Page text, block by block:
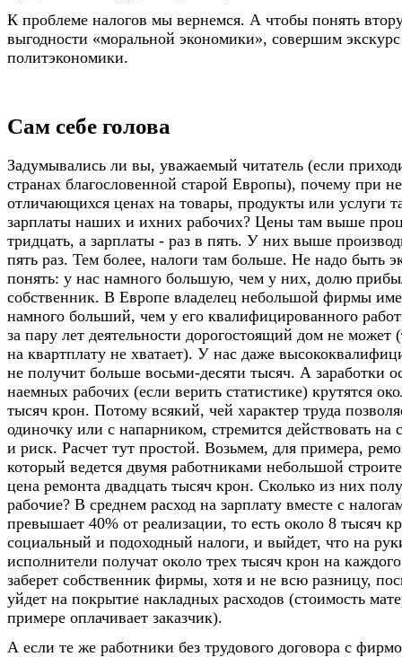
К проблеме налогов мы вернемся. А чтобы понять
выгодности «моральной экономики», совершим экскурс
политэкономики.
Сам себе голова
Задумывались ли вы, уважаемый читатель (если
странах благословенной старой Европы), почему при
отличающихся ценах на товары, продукты или услуги
зарплаты наших и ихних рабочих? Цены там выше
тридцать, а зарплаты - раз в пять. У них выше
пять раз. Тем более, налоги там больше. Не надо быть
понять: у нас намного большую, чем у них, долю
собственник. В Европе владелец небольшой фирмы
намного больший, чем у его квалифицированного
за пару лет деятельности дорогостоящий дом не может
на квартплату не хватает). У нас даже
не получит больше восьми-десяти тысяч. А заработки
наемных рабочих (если верить статистике) крутятся
тысяч крон. Потому всякий, чей характер труда
одиночку или с напарником, стремится действовать на
и риск. Расчет тут простой. Возьмем, для примера,
который ведется двумя работниками небольшой
цена ремонта двадцать тысяч крон. Сколько из них
рабочие? В среднем расход на зарплату вместе с
превышает 40% от реализации, то есть около 8 тысяч
социальный и подоходный налоги, и выйдет, что на
исполнители получат около трех тысяч крон на
заберет собственник фирмы, хотя и не всю разницу,
уйдет на покрытие накладных расходов (стоимость
примере оплачивает заказчик).
А если те же работники без трудового договора с